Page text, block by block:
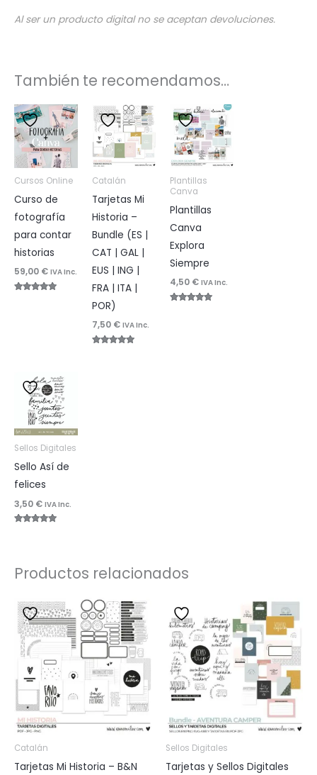
Al ser un producto digital no se aceptan devoluciones.
También te recomendamos…
Cursos Online
Curso de
fotografía
para contar
historias
59,00 € IVA Inc.
Catalán
Tarjetas Mi
Historia –
Bundle (ES |
CAT | GAL |
EUS | ING |
FRA | ITA |
POR)
7,50 € IVA Inc.
Plantillas
Canva
Plantillas
Canva
Explora
Siempre
4,50 € IVA Inc.
Sellos Digitales
Sello Así de
felices
3,50 € IVA Inc.
Productos relacionados
Catalán
Tarjetas Mi Historia – B&N
Sellos Digitales
Tarjetas y Sellos Digitales